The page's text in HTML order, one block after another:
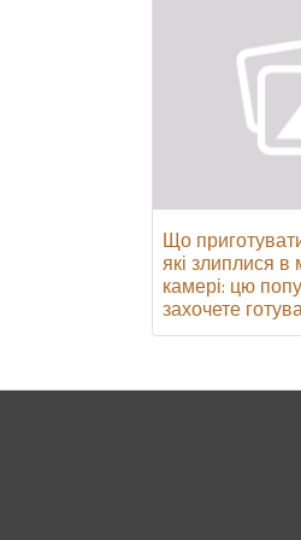
Що
які злиплися в
камері: цю
захочете